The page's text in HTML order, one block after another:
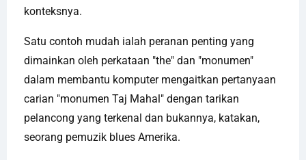
konteksnya.
Satu contoh mudah ialah peranan penting yang
dimainkan oleh perkataan "the" dan "monumen"
dalam membantu komputer mengaitkan pertanyaan
carian "monumen Taj Mahal" dengan tarikan
pelancong yang terkenal dan bukannya, katakan,
seorang pemuzik blues Amerika.